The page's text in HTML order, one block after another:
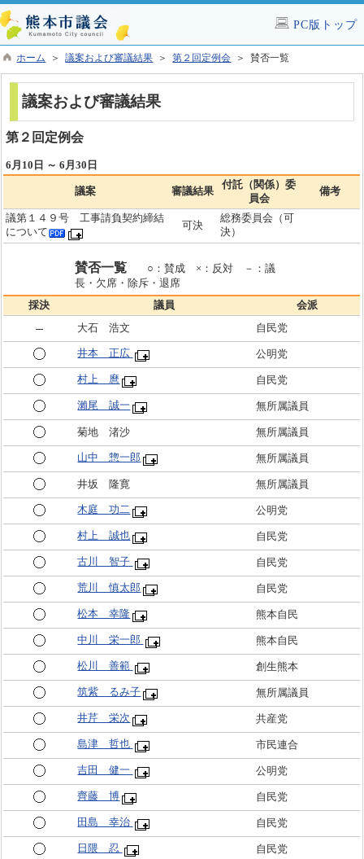
PC版トップ
ホーム ＞議案および審議結果 ＞第２回定例会 ＞ 賛否一覧
議案および審議結果
第２回定例会
6月10日 ～ 6月30日
議案 審議結果
付託（関係）委
員会
備考
議第１４９号 工事請負契約締結
について
可決
総務委員会（可
決）
賛否一覧
○：賛成 ×：反対 －：議
長・欠席・除斥・退席
採決 議員
会派
大石 浩文
自民党
井本 正広 公明党
村上 麿 自民党
瀨尾 誠一 無所属議員
菊地 渚沙 無所属議員
山中 惣一郎 無所属議員
井坂 隆寛 無所属議員
木庭 功二 公明党
村上 誠也 自民党
古川 智子 自民党
荒川 慎太郎 自民党
松本 幸隆 熊本自民
中川 栄一郎 熊本自民
松川 善範 創生熊本
筑紫 るみ子 無所属議員
井芹 栄次 共産党
島津 哲也 市民連合
吉田 健一 公明党
齊藤 博 自民党
田島 幸治 自民党
日隈 忍 自民党